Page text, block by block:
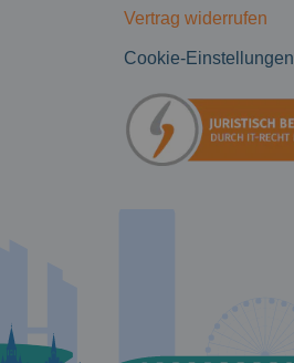
Vertrag widerrufen
Cookie-Einstellungen